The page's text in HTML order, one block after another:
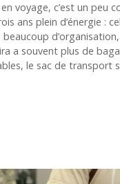
voyage, c’est un peu
ans plein d’énergie :
a souvent plus de
le sac de transport